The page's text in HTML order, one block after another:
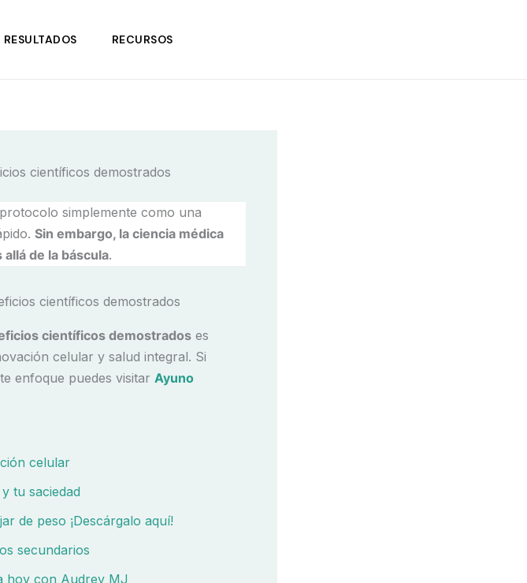
RESULTADOS RECURSOS
científicos demostrados
simplemente como una
Sin embargo, la ciencia médica
de la báscula.
científicos demostrados es
celular y salud integral. Si
enfoque puedes visitar Ayuno
celular
tu saciedad
de peso ¡Descárgalo aquí!
secundarios
hoy con Audrey MJ